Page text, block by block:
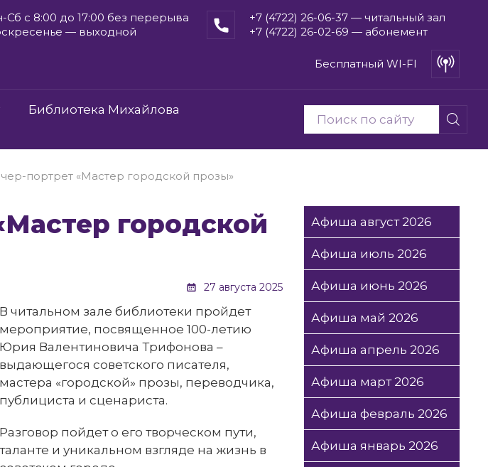
Сб с 8:00 до 17:00 без перерыва
— выходной
+7 (4722) 26-06-37 — читальный зал
+7 (4722) 26-02-69 — абонемент
Бесплатный WI-FI
Библиотека Михайлова
портрет «Мастер городской прозы»
27 августа 2025
В читальном зале библиотеки пройдет
мероприятие, посвященное 100-летию
Юрия Валентиновича Трифонова –
выдающегося советского писателя,
мастера «городской» прозы, переводчика,
публициста и сценариста.
Разговор пойдет о его творческом пути,
таланте и уникальном взгляде на жизнь в
Афиша август 2026
Афиша июль 2026
Афиша июнь 2026
Афиша май 2026
Афиша апрель 2026
Афиша март 2026
Афиша февраль 2026
Афиша январь 2026